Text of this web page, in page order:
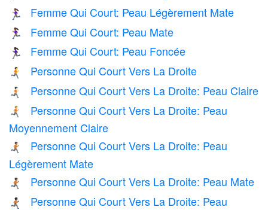
🏃🏽‍♀️ Femme Qui Court: Peau Légèrement Mate
🏃🏾‍♀️ Femme Qui Court: Peau Mate
🏃🏿‍♀️ Femme Qui Court: Peau Foncée
🏃‍➡️ Personne Qui Court Vers La Droite
🏃🏻‍➡️ Personne Qui Court Vers La Droite: Peau Claire
🏃🏼‍➡️
Personne Qui Court Vers La Droite: Peau
Moyennement Claire
🏃🏽‍➡️
Personne Qui Court Vers La Droite: Peau
Légèrement Mate
🏃🏾‍➡️ Personne Qui Court Vers La Droite: Peau Mate
🏃🏿‍➡️
Personne Qui Court Vers La Droite: Peau